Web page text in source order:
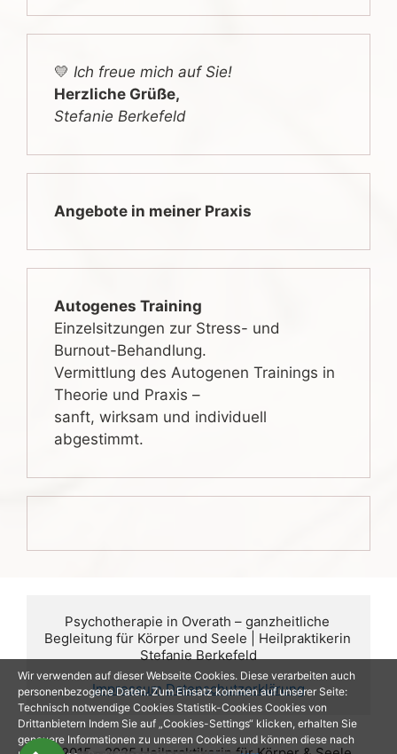
💛 Ich freue mich auf Sie!
Herzliche Grüße,
Stefanie Berkefeld
Angebote in meiner Praxis
Autogenes Training
Einzelsitzungen zur Stress- und
Burnout-Behandlung.
Vermittlung des Autogenen Trainings in
Theorie und Praxis –
sanft, wirksam und individuell
abgestimmt.
Psychotherapie in Overath – ganzheitliche
Begleitung für Körper und Seele | Heilpraktikerin
Stefanie Berkefeld
Impressum Datenschutzerklärung
Wir verwenden auf dieser Webseite Cookies. Diese verarbeiten auch
personenbezogene Daten. Zum Einsatz kommen auf unserer Seite:
Technisch notwendige Cookies Statistik-Cookies Cookies von
Drittanbietern Indem Sie auf „Cookies-Settings“ klicken, erhalten Sie
genauere Informationen zu unseren Cookies und können diese nach